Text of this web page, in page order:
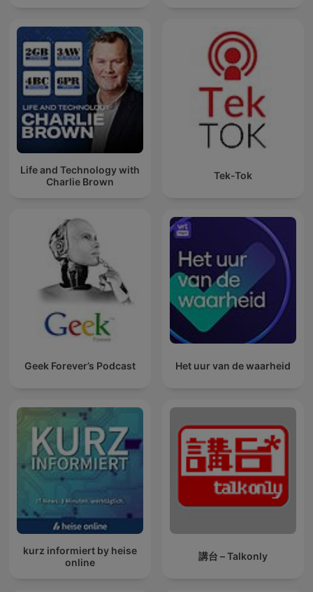
Life and Technology with
Charlie Brown
Tek-Tok
Geek Forever’s Podcast Het uur van de waarheid
kurz informiert by heise
online
講台 – Talkonly